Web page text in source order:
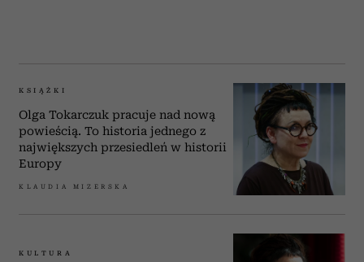
KSIĄŻKI
Olga Tokarczuk pracuje nad nową
powieścią. To historia jednego z
największych przesiedleń w historii
Europy
KLAUDIA MIZERSKA
KULTURA